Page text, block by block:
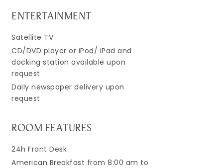
ENTERTAINMENT
Satellite TV
CD/DVD player or iPod/ iPad and
docking station available upon
request
Daily newspaper delivery upon
request
ROOM FEATURES
24h Front Desk
American Breakfast from 8:00 am to